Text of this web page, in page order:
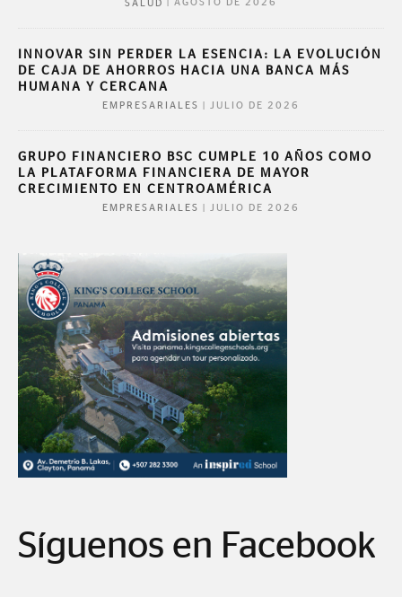
SALUD AGOSTO DE 2026
INNOVAR SIN PERDER LA ESENCIA: LA EVOLUCIÓN
DE CAJA DE AHORROS HACIA UNA BANCA MÁS
HUMANA Y CERCANA
EMPRESARIALES JULIO DE 2026
GRUPO FINANCIERO BSC CUMPLE 10 AÑOS COMO
LA PLATAFORMA FINANCIERA DE MAYOR
CRECIMIENTO EN CENTROAMÉRICA
EMPRESARIALES JULIO DE 2026
Síguenos en Facebook